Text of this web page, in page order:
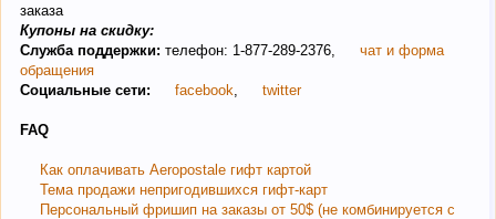
заказа
Купоны на скидку:
Служба поддержки: телефон: 1-877-289-2376,
чат и форма
обращения
Социальные сети:
facebook twitter
FAQ
Как оплачивать Aeropostale гифт картой
Тема продажи непригодившихся гифт-карт
Персональный фришип на заказы от 50$ (не комбинируется с